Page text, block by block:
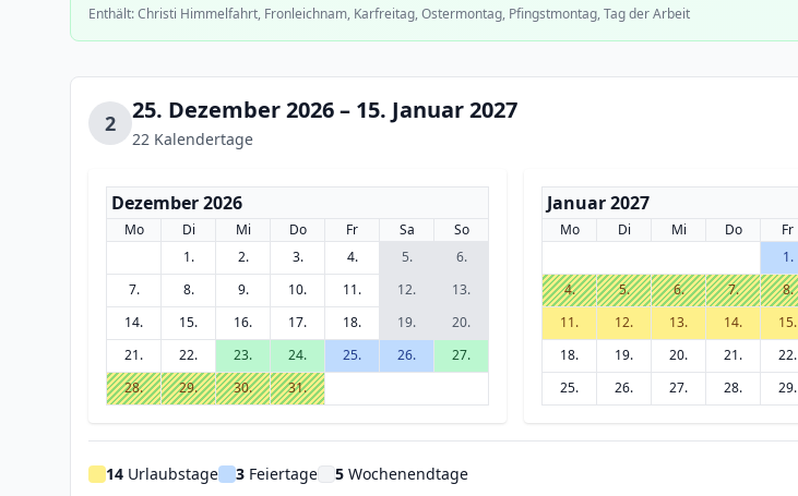
Enthält: Christi Himmelfahrt, Fronleichnam, Karfreitag, Ostermontag, Pfingstmontag, Tag der Arbeit
2 25. Dezember 2026 – 15. Januar 2027
22 Kalendertage
Dezember 2026
Mo Di Mi Do Fr Sa
So
1.
2. 3. 4. 5.
6.
7.
8. 9. 10. 11. 12.
13.
14.
15. 16. 17. 18. 19.
20.
21.
22. 23. 24. 25. 26.
27.
28.
29. 30. 31.
Januar 2027
Mo Di Mi Do Fr
1.
4.
5. 6. 7. 8.
11.
12. 13. 14. 15.
18.
19. 20. 21. 22.
25.
26. 27. 28. 29.
14 Urlaubstage 3 Feiertage 5 Wochenendtage